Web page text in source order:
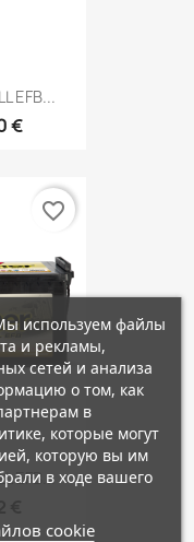
EFB...
€
EFB...
favorite_border
используем файлы
и рекламы,
сетей и анализа
о том, как
в
которые могут
которую вы им
в ходе вашего
cookie